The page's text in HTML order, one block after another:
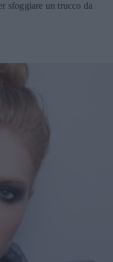
sfoggiare un trucco da